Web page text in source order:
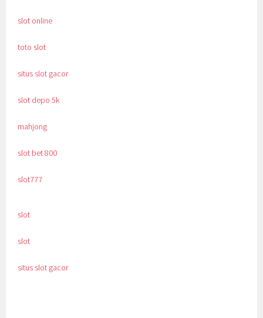
slot online
toto slot
situs slot gacor
slot depo 5k
mahjong
slot bet 800
slot777
slot
slot
situs slot gacor